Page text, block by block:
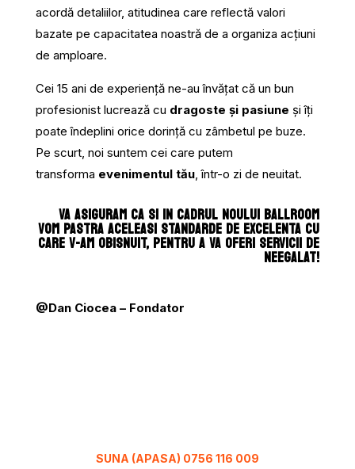
acordă detaliilor, atitudinea care reflectă valori
bazate pe capacitatea noastră de a organiza acţiuni
de amploare.
Cei 15 ani de experiență ne-au învățat că un bun
profesionist lucrează cu dragoste și pasiune și îți
poate îndeplini orice dorință cu zâmbetul pe buze.
Pe scurt, noi suntem cei care putem
transforma evenimentul tău, într-o zi de neuitat.
VA ASIGURAM CA SI IN CADRUL NOULUI BALLROOM
VOM PASTRA ACELEASI STANDARDE DE EXCELENTA CU
CARE V-AM OBISNUIT, PENTRU A VA OFERI SERVICII DE
NEEGALAT!
@Dan Ciocea – Fondator
SUNA (APASA) 0756 116 009